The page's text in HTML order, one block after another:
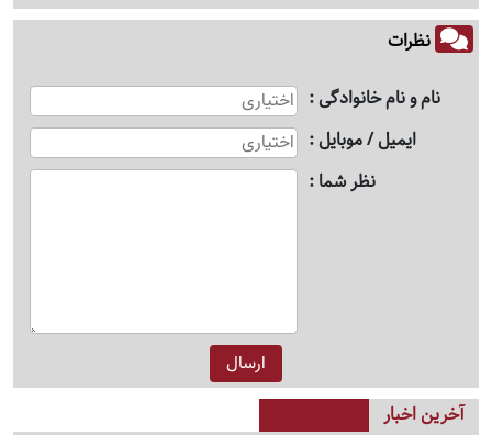
نظرات
نام و نام خانوادگی
ایمیل / موبایل
نظر شما
آخرین اخبار